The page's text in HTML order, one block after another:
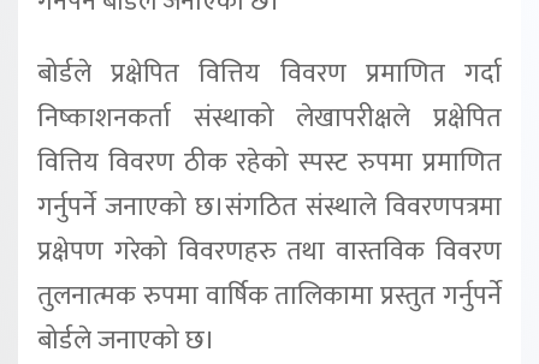
बोर्डले प्रक्षेपित वित्तिय विवरण प्रमाणित गर्दा
निष्काशनकर्ता संस्थाको लेखापरीक्षले प्रक्षेपित
वित्तिय विवरण ठीक रहेको स्पस्ट रुपमा प्रमाणित
गर्नुपर्ने जनाएको छ।संगठित संस्थाले विवरणपत्रमा
प्रक्षेपण गरेको विवरणहरु तथा वास्तविक विवरण
तुलनात्मक रुपमा वार्षिक तालिकामा प्रस्तुत गर्नुपर्ने
बोर्डले जनाएको छ।